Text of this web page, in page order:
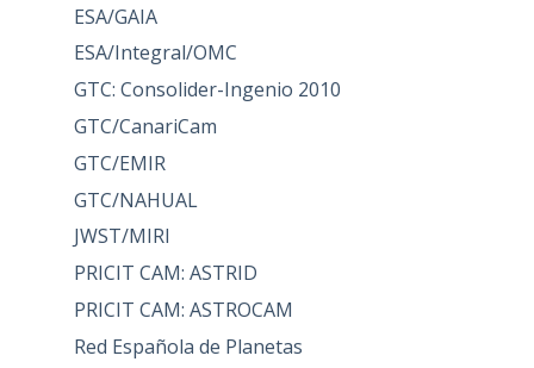
ESA/GAIA
ESA/Integral/OMC
GTC: Consolider-Ingenio 2010
GTC/CanariCam
GTC/EMIR
GTC/NAHUAL
JWST/MIRI
PRICIT CAM: ASTRID
PRICIT CAM: ASTROCAM
Red Española de Planetas